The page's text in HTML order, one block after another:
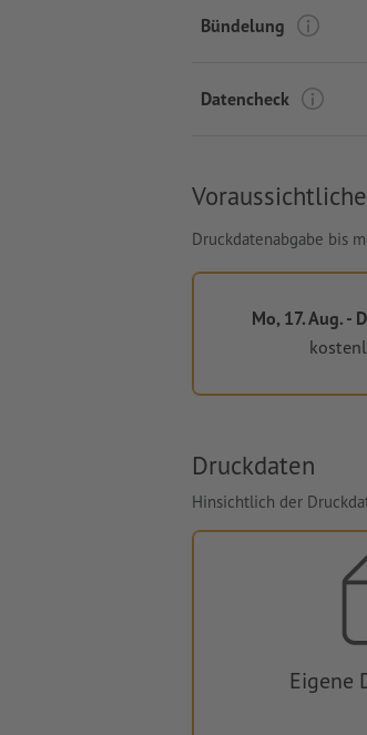
Bündelung
Datencheck
Druckdatenabgabe bis
Mo, 17. Aug. -
Druckdaten
Hinsichtlich der
Eigene